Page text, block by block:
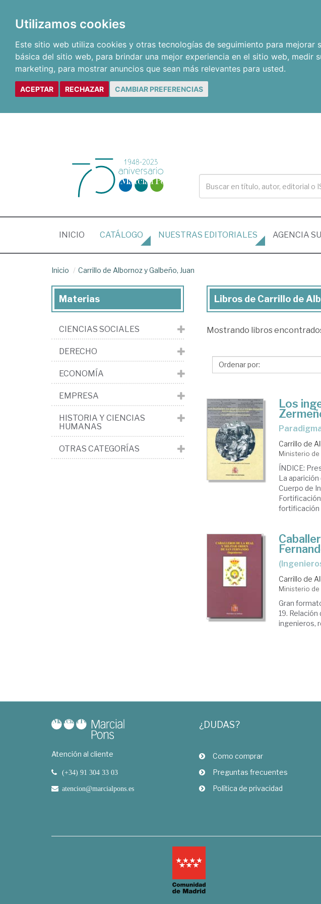
Utilizamos cookies
Este sitio web utiliza cookies y otras tecnologías de seguimiento para mejorar
básica del sitio web, para brindar una mejor experiencia en el sitio web, medir
marketing, para mostrar anuncios que sean más relevantes para usted.
ACEPTAR RECHAZAR CAMBIAR PREFERENCIAS
INICIO (CURRENT)
CATÁLOGO NUESTRAS EDITORIALES AGENCIA
Inicio Carrillo de Albornoz y Galbeño, Juan
Libros
Carrillo
Albornoz
Galbeño,
Juan
Libros de Carrillo de
Mostrando libros
Los
Carrillo de
Ministerio de
ÍNDICE:
La
Cuerpo de
fortificación
Carrillo de
Ministerio de
Gran
19.
ingenieros,
Materias
CIENCIAS SOCIALES
DERECHO
ECONOMÍA
EMPRESA
HISTORIA Y CIENCIAS
HUMANAS
OTRAS CATEGORÍAS
Atención al cliente
(+34) 91 304 33 03
atencion@marcialpons.es
¿DUDAS?
Como comprar
Preguntas frecuentes
Política de privacidad